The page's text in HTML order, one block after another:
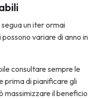
un iter ormai
variare di anno in
consultare sempre le
prima di pianificare gli
massimizzare il beneficio